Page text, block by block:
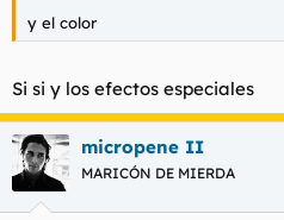
y el color
Si si y los efectos especiales
micropene II
MARICÓN DE MIERDA